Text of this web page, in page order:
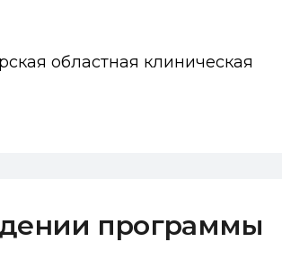
областная клиническая
программы